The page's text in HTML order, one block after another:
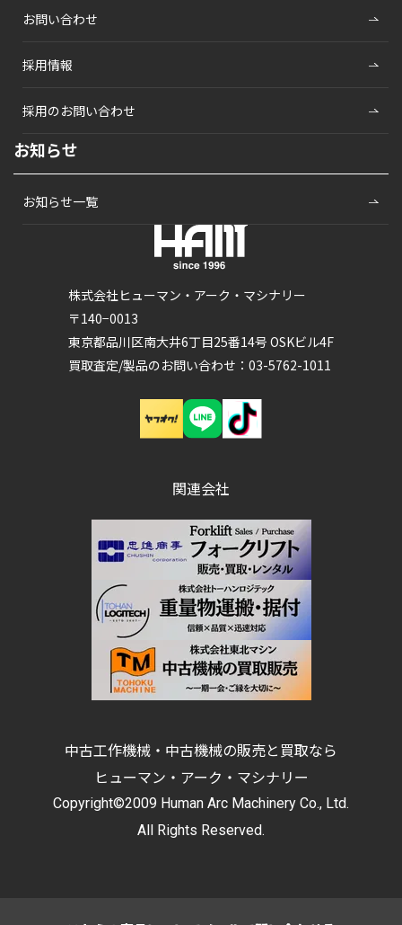
株式会社ヒューマン・アーク・マシナリー
〒140−0013
東京都品川区南大井6丁目25番14号 OSKビル4F
買取査定/製品のお問い合わせ：03-5762-1011
お問い合わせ
採用情報
採用のお問い合わせ
お知らせ
お知らせ一覧
関連会社
中古工作機械・中古機械の販売と買取なら
ヒューマン・アーク・マシナリー
Copyright©2009 Human Arc Machinery Co., Ltd.
All Rights Reserved.